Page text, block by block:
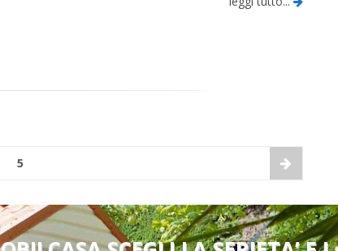
5
SCEGLI LA SERIETA’ E